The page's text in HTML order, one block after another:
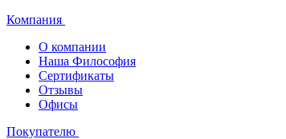
Компания
О компании
Наша Философия
Сертификаты
Отзывы
Офисы
Покупателю